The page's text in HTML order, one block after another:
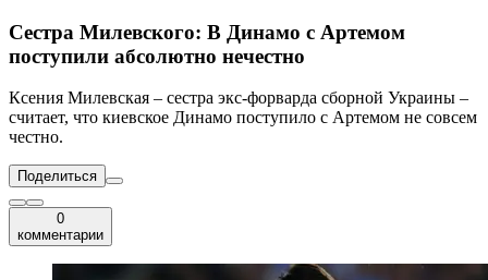
Сестра Милевского: В Динамо с Артемом
поступили абсолютно нечестно
Ксения Милевская – сестра экс-форварда сборной Украины –
считает, что киевское Динамо поступило с Артемом не совсем
честно.
Поделиться
0
комментарии